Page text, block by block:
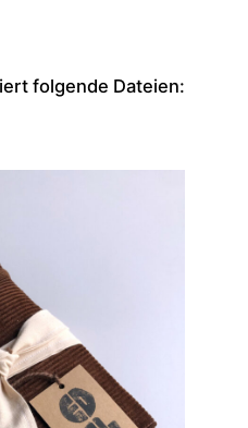
folgende Dateien: